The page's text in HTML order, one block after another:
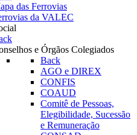
das Ferrovias
da VALEC
e Órgãos Colegiados
Back
AGO e DIREX
CONFIS
COAUD
Comitê de Pessoas,
Elegibilidade, Sucessão
e Remuneração